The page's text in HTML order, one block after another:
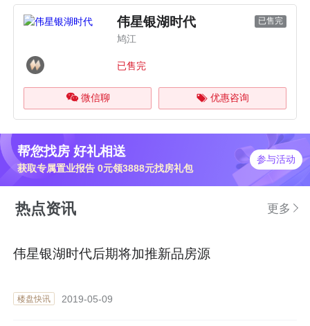
伟星银湖时代 已售完
鸠江
已售完
微信聊 优惠咨询
帮您找房 好礼相送
获取专属置业报告 0元领3888元找房礼包
参与活动
热点资讯 更多
伟星银湖时代后期将加推新品房源
楼盘快讯 2019-05-09